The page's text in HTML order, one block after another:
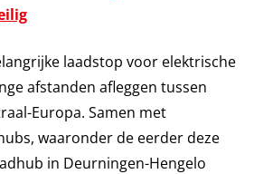
laadstop voor elektrische
afstanden afleggen tussen
Europa. Samen met
waaronder de eerder deze
in Deurningen-Hengelo